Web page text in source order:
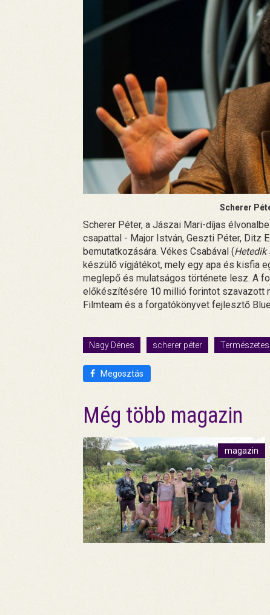
Scherer
Scherer Péter, a Jászai Mari-díjas
csapattal - Major István, Geszti Péter, Ditz
bemutatkozására. Vékes Csabával (Hetedik
készülő vígjátékot, mely egy apa és kisfia
meglepő és mulatságos története lesz. A
előkészítésére 10 millió forintot szavazott
Filmteam és a forgatókönyvet fejlesztő
Nagy Dénes scherer péter
Megosztás
Még több magazin
magazin